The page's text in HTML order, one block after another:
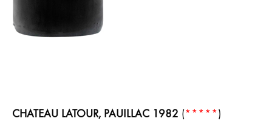
CHATEAU LATOUR, PAUILLAC 1982 (*****)